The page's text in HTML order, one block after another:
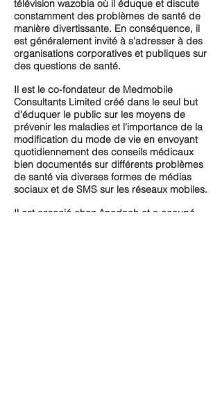
télévision wazobia où il éduque et discute
constamment des problèmes de santé de
manière divertissante. En conséquence, il
est généralement invité à s'adresser à des
organisations corporatives et publiques sur
des questions de santé.
Il est le co-fondateur de Medmobile
Consultants Limited créé dans le seul but
d'éduquer le public sur les moyens de
prévenir les maladies et l'importance de la
modification du mode de vie en envoyant
quotidiennement des conseils médicaux
bien documentés sur différents problèmes
de santé via diverses formes de médias
sociaux et de SMS sur les réseaux mobiles.
Il est associé chez Anadach et a occupé